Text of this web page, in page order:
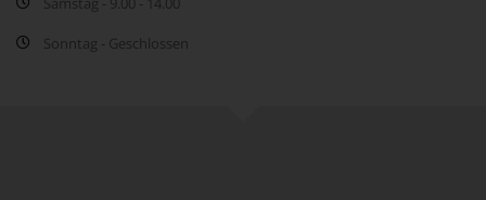
Sonntag - Geschlossen